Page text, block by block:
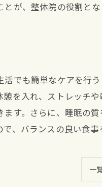
が、整体院の役割とな
でも簡単なケアを行
を入れ、ストレッチ
す。さらに、睡眠の
、バランスの良い食
一